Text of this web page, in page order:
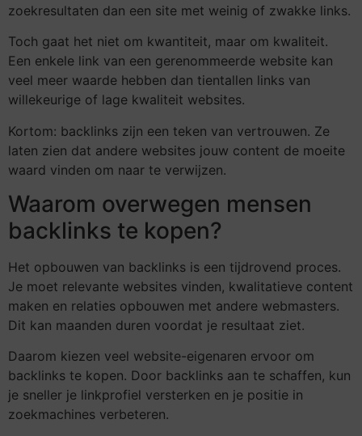
zoekresultaten dan een site met weinig of zwakke links.
Toch gaat het niet om kwantiteit, maar om kwaliteit.
Een enkele link van een gerenommeerde website kan
veel meer waarde hebben dan tientallen links van
willekeurige of lage kwaliteit websites.
Kortom: backlinks zijn een teken van vertrouwen. Ze
laten zien dat andere websites jouw content de moeite
waard vinden om naar te verwijzen.
Waarom overwegen mensen
backlinks te kopen?
Het opbouwen van backlinks is een tijdrovend proces.
Je moet relevante websites vinden, kwalitatieve content
maken en relaties opbouwen met andere webmasters.
Dit kan maanden duren voordat je resultaat ziet.
Daarom kiezen veel website-eigenaren ervoor om
backlinks te kopen. Door backlinks aan te schaffen, kun
je sneller je linkprofiel versterken en je positie in
zoekmachines verbeteren.